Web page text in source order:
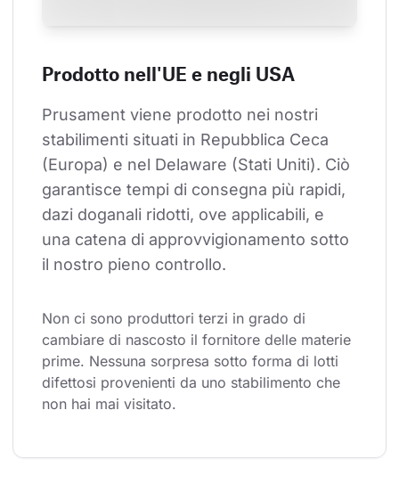
Prodotto nell'UE e negli USA
Prusament viene prodotto nei nostri
stabilimenti situati in Repubblica Ceca
(Europa) e nel Delaware (Stati Uniti). Ciò
garantisce tempi di consegna più rapidi,
dazi doganali ridotti, ove applicabili, e
una catena di approvvigionamento sotto
il nostro pieno controllo.
Non ci sono produttori terzi in grado di
cambiare di nascosto il fornitore delle materie
prime. Nessuna sorpresa sotto forma di lotti
difettosi provenienti da uno stabilimento che
non hai mai visitato.